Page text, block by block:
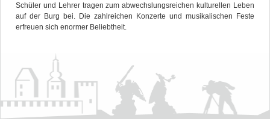
Schüler und Lehrer tragen zum abwechslungsreichen kulturellen Leben
auf der Burg bei. Die zahlreichen Konzerte und musikalischen Feste
erfreuen sich enormer Beliebtheit.